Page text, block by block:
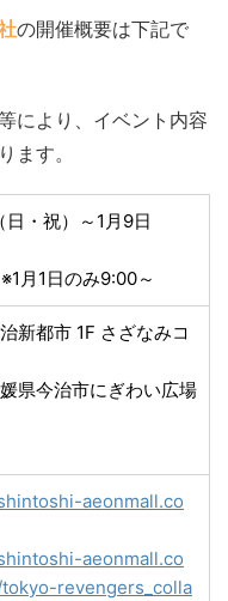
の開催概要は下記で
により、イベント内容
ます。
・祝）～1月9日
月1日のみ9:00～
新都市 1F さざなみコ
県今治市にぎわい広場
aeonmall.co
aeonmall.co
revengers_colla